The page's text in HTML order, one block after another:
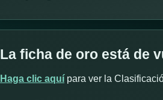
La ficha de oro está de
Haga clic aquí para ver la